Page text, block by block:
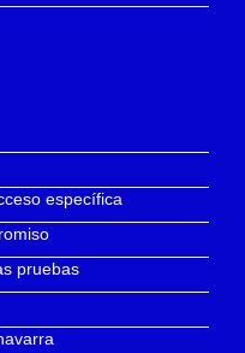
específica
pruebas